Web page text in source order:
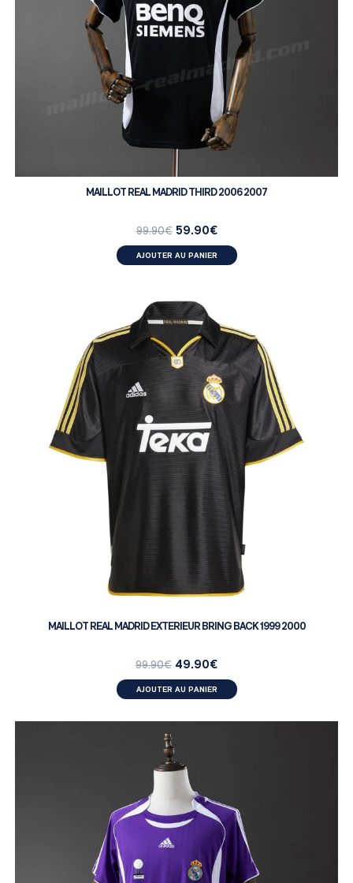
MAILLOT REAL MADRID THIRD 2006 2007
99.90€ 59.90€
AJOUTER AU PANIER
MAILLOT REAL MADRID EXTERIEUR BRING BACK 1999 2000
99.90€ 49.90€
AJOUTER AU PANIER